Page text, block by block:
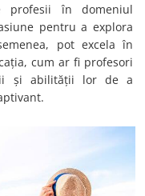
în domeniul
pentru a explora
pot excela în
cum ar fi profesori
și abilității lor de a